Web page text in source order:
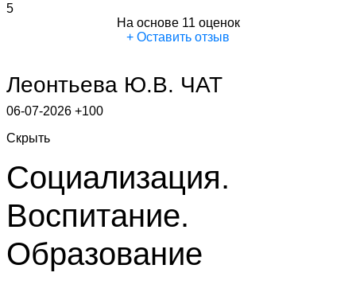
5
На основе 11 оценок
+ Оставить отзыв
Леонтьева Ю.В. ЧАТ
06-07-2026 +100
Скрыть
Социализация.
Воспитание.
Образование